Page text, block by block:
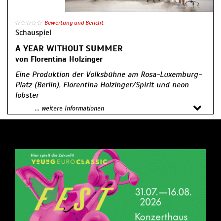
Bewertung und Bericht
Schauspiel
A YEAR WITHOUT SUMMER
von Florentina Holzinger
Eine Produktion der Volksbühne am Rosa-Luxemburg-
Platz (Berlin), Florentina Holzinger/Spirit und neon
lobster
Mit Poesie, Humor und Exzess erzählen Florentina
der Apokalypse.
Nicht weichende Dunkelheit, grundlegende
Erschütterungen, eine Welt wie in Nebel gehüllt – ist
das 2025 oder 1816, das „Jahr ohne Sommer“, das auf
den Ausbruch des indonesischen Vulkans Tambora
folgte? Damals kamen mehrere Schriftsteller*innen,
darunter die junge Mary Shelley, während der kalten
... weitere Informationen